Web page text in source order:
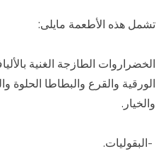
تشمل هذه الأطعمة مايلى:
الخضراروات الطازجة الغنية
الورقية والقرع والبطاطا الحلوة
والخيار.
-البقوليات.